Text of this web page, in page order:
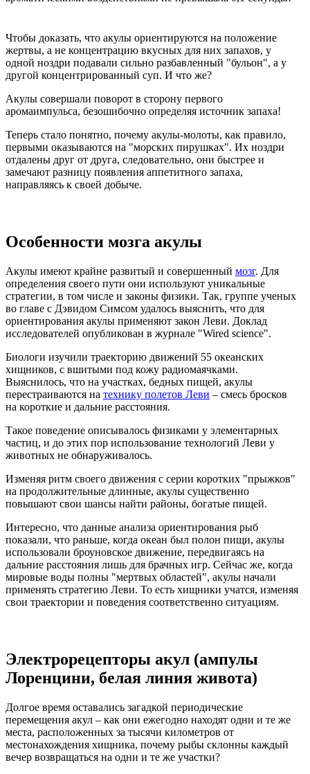
Чтобы доказать, что акулы ориентируются на положение
жертвы, а не концентрацию вкусных для них запахов, у
одной ноздри подавали сильно разбавленный "бульон", а у
другой концентрированный суп. И что же?
Акулы совершали поворот в сторону первого
аромаимпульса, безошибочно определяя источник запаха!
Теперь стало понятно, почему акулы-молоты, как правило,
первыми оказываются на "морских пирушках". Их ноздри
отдалены друг от друга, следовательно, они быстрее и
замечают разницу появления аппетитного запаха,
направляясь к своей добыче.
Особенности мозга акулы
Акулы имеют крайне развитый и совершенный мозг. Для
определения своего пути они используют уникальные
стратегии, в том числе и законы физики. Так, группе ученых
во главе с Дэвидом Симсом удалось выяснить, что для
ориентирования акулы применяют закон Леви. Доклад
исследователей опубликован в журнале "Wired science".
Биологи изучили траекторию движений 55 океанских
хищников, с вшитыми под кожу радиомаячками.
Выяснилось, что на участках, бедных пищей, акулы
перестраиваются на технику полетов Леви – смесь бросков
на короткие и дальние расстояния.
Такое поведение описывалось физиками у элементарных
частиц, и до этих пор использование технологий Леви у
животных не обнаруживалось.
Изменяя ритм своего движения с серии коротких "прыжков"
на продолжительные длинные, акулы существенно
повышают свои шансы найти районы, богатые пищей.
Интересно, что данные анализа ориентирования рыб
показали, что раньше, когда океан был полон пищи, акулы
использовали броуновское движение, передвигаясь на
дальние расстояния лишь для брачных игр. Сейчас же, когда
мировые воды полны "мертвых областей", акулы начали
применять стратегию Леви. То есть хищники учатся, изменяя
свои траектории и поведения соответственно ситуациям.
Электрорецепторы акул (ампулы
Лоренцини, белая линия живота)
Долгое время оставались загадкой периодические
перемещения акул – как они ежегодно находят одни и те же
места, расположенных за тысячи километров от
местонахождения хищника, почему рыбы склонны каждый
вечер возвращаться на одни и те же участки?